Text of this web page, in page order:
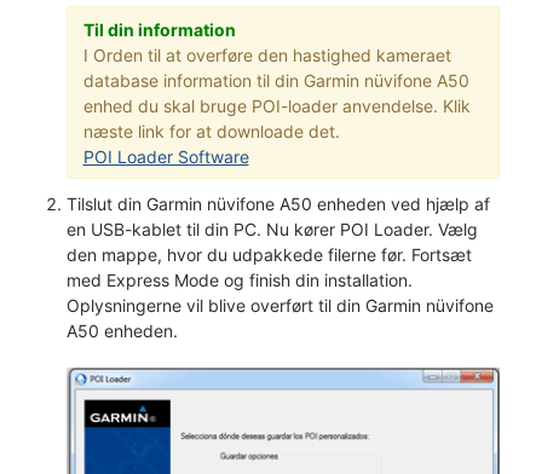
Til din information
I Orden til at overføre den hastighed kameraet
database information til din Garmin nüvifone A50
enhed du skal bruge POI-loader anvendelse. Klik
næste link for at downloade det.
POI Loader Software
Tilslut din Garmin nüvifone A50 enheden ved hjælp af
en USB-kablet til din PC. Nu kører POI Loader. Vælg
den mappe, hvor du udpakkede filerne før. Fortsæt
med Express Mode og finish din installation.
Oplysningerne vil blive overført til din Garmin nüvifone
A50 enheden.